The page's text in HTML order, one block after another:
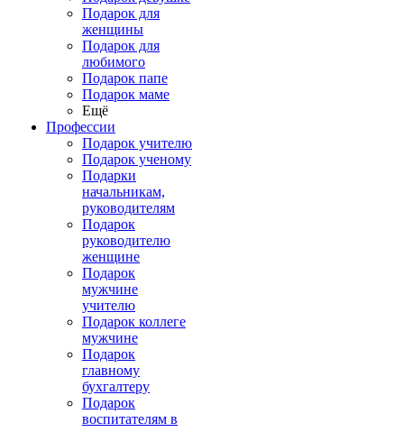
Подарок для
женщины
Подарок для
любимого
Подарок папе
Подарок маме
Ещё
Профессии
Подарок учителю
Подарок ученому
Подарки
начальникам,
руководителям
Подарок
руководителю
женщине
Подарок
мужчине
учителю
Подарок коллеге
мужчине
Подарок
главному
бухгалтеру
Подарок
воспитателям в